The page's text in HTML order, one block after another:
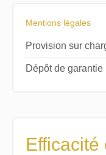
Mentions légales
Provision sur
Dépôt de garantie
Efficacité